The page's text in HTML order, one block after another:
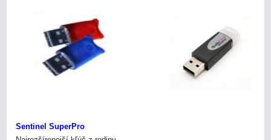
Sentinel SuperPro